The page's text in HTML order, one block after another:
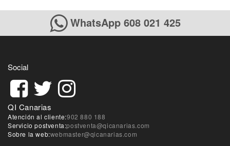
WhatsApp 608 021 425
Social
QI Canarias
Atención al cliente:902 880 188
Servicio postventa:postventa@qicanarias.com
Sobre la web:webmaster@qicanarias.com